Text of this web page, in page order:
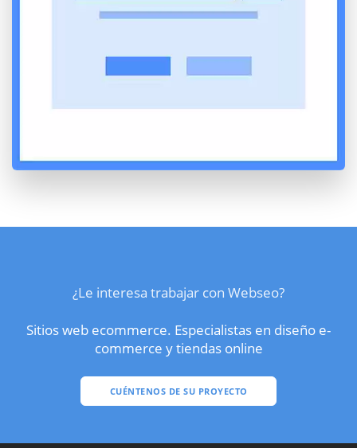
¿Le interesa trabajar con Webseo?
Sitios web ecommerce. Especialistas en diseño e-
commerce y tiendas online
CUÉNTENOS DE SU PROYECTO